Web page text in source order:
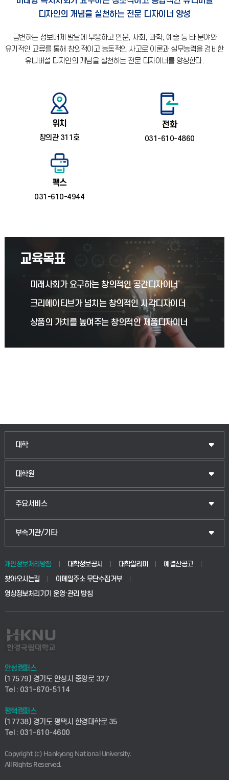
디자인의 개념을 실천하는 전문 디자이너 양성
급변하는 정보매체 발달에 부응하고 인문, 사회, 과학, 예술 등 타 분야와
유기적인 교류를 통해 창의적이고 능동적인 사고로 이론과 실무능력을 겸비한
유니버설 디자인의 개념을 실천하는 전문 디자이너를 양성한다.
위치
창의관 311호
전화
031-610-4860
팩스
031-610-4944
교육목표
미래사회가 요구하는 창의적인 공간디자이너
크리에이티브가 넘치는 창의적인 시각디자이너
상품의 가치를 높여주는 창의적인 제품디자이너
대학
인문융합공공인재학부
법경영학부
생명공학부
사회안전시스템공학부
컴퓨터응용수학부
ICT로봇기계공학부
전자전기공학부
디자인건축융합학부
대학원
일반대학원
산업대학원
공공정책대학원
교육대학원
주요서비스
입학안내
웹메일
학사시스템(전문학사 및 전공심화)
사이버캠퍼스(전문학사 및 전공심화)
시설바로처리서비스
연구실안전관리시스템
산학연구관리시스템
찾아오시는길(평택)
부속기관/기타
중앙도서관
학생생활관(안성)
산학협력단
취업지원센터
창업지원센터
현장실습지원센터
개인정보처리방침 대학정보공시 대학알리미
예결산공고
찾아오시는길
이메일주소 무단수집거부
영상정보처리기기 운영·관리 방침
안성캠퍼스
(17579) 경기도 안성시 중앙로 327
Tel : 031-670-5114
평택캠퍼스
(17738) 경기도 평택시 한경대학로 35
Tel : 031-610-4600
Copyright (c) Hankyong National University.
All Rights Reserved.